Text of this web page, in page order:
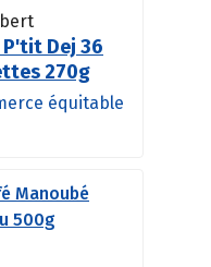
P'tit Dej 36
270g
équitable